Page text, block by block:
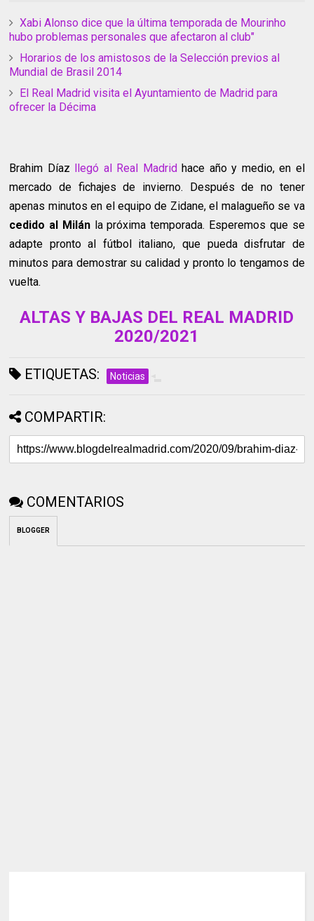
Xabi Alonso dice que la última temporada de Mourinho
hubo problemas personales que afectaron al club"
Horarios de los amistosos de la Selección previos al
Mundial de Brasil 2014
El Real Madrid visita el Ayuntamiento de Madrid para
ofrecer la Décima
Brahim Díaz llegó al Real Madridhace año y medio, en el
mercado de fichajes de invierno. Después de no tener
apenas minutos en el equipo de Zidane, el malagueño se va
cedido al Milán la próxima temporada. Esperemos que se
adapte pronto al fútbol italiano, que pueda disfrutar de
minutos para demostrar su calidad y pronto lo tengamos de
vuelta.
ALTAS Y BAJAS DEL REAL MADRID
2020/2021
ETIQUETAS: Noticias
COMPARTIR:
COMENTARIOS
BLOGGER